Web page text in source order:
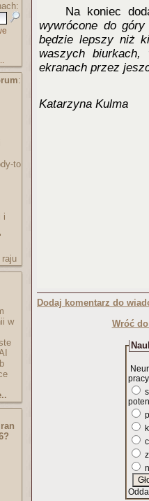
:
to
i
raju
w
Na koniec
wywrócone do
będzie lepszy niż
waszych
ekranach przez
Katarzyna Kulma
Dodaj komentarz do
Wróć